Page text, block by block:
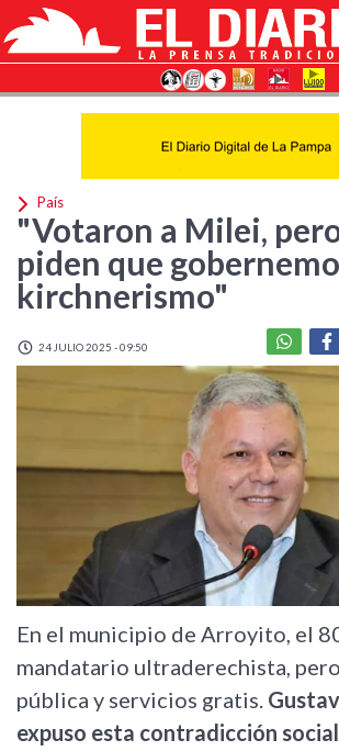
País
"Votaron a Milei,
piden que
kirchnerismo"
24 JULIO 2025 - 09:50
En el municipio de Arroyito, el
mandatario ultraderechista,
pública y servicios gratis.
expuso esta contradicción